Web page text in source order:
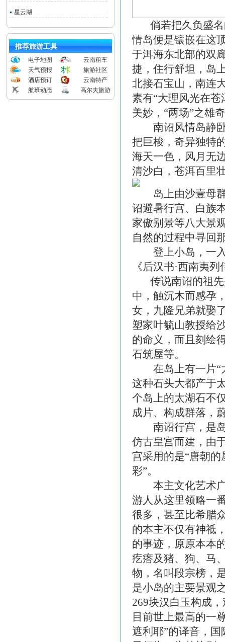
星云湖
推荐旅游工具
电子地图
云南租车
天气预报
旅游社区
酒店预订
云南特产
航班动态
高尔夫旅游
倘若把久负盛名
情岛便是镶嵌在这
于洱海东北部的双
捷，住行舒坦，岛
北接石宝山，南连
素有“大理风光在
美妙，“两场”之雄
南诏风情岛静卧
把巨梭，奇异独特
海天一色，风月无
清沙白，苍洱百
岛上由沙壹母群
诏避暑行宫、白族
家傲别景等八大景
自然的过程中寻
登上小岛，一入
《后汉书·西南
传说南诏的祖先
中，触沉木而感孕
女，九隆兄弟就娶
塑家叶毓山教授给
的命义，而且刻绘
石筑屋等。
在岛上有一片“太
这种石头大都产于
个岛上的太湖石不
成片、构成群落
南诏行宫，是岛
仿古皇宫而建，由
宫采用的是“唐朝
彩”。
本主文化艺术广
游人从这里领略一
很多，甚至比希腊
的本主不仅有神祗
的事迹，原原本本
疙瘩及猪、狗、马
物，名叫段宗榜
是小岛的主要景观
269块汉白玉构成
目前世上最高的一
遮利耶”的译音，